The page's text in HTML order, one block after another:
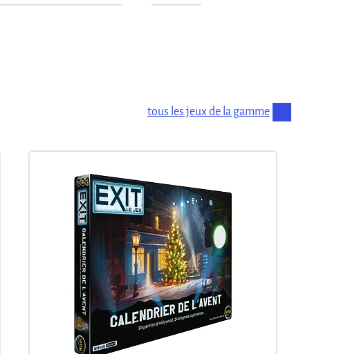
tous les jeux de la gamme